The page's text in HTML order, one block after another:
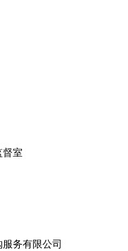
督室
务有限公司